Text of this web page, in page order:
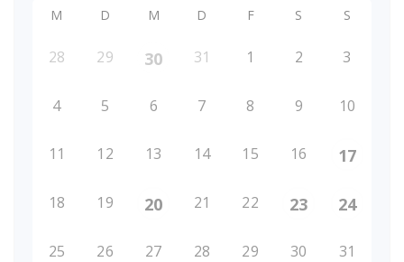
M D M D F S S
28 29 30 31 1 2 3
4 5 6 7 8 9 10
11 12 13 14 15 16 17
18 19 20 21 22 23 24
25 26 27 28 29 30 31